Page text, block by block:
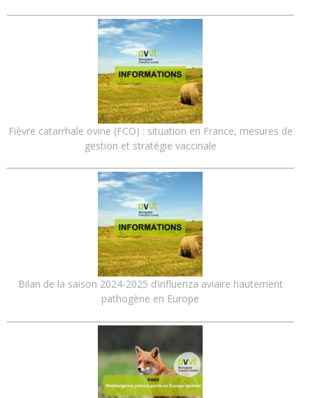
Fièvre catarrhale ovine (FCO) : situation en France, mesures de
gestion et stratégie vaccinale
Bilan de la saison 2024-2025 d’influenza aviaire hautement
pathogène en Europe